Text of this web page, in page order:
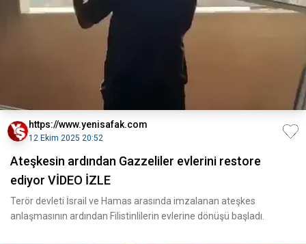
https://www.yenisafak.com
12 Ekim 2025 20:52
Ateşkesin ardından Gazzeliler evlerini restore
ediyor VİDEO İZLE
Terör devleti İsrail ve Hamas arasında imzalanan ateşkes
anlaşmasının ardından Filistinlilerin evlerine dönüşü başladı.